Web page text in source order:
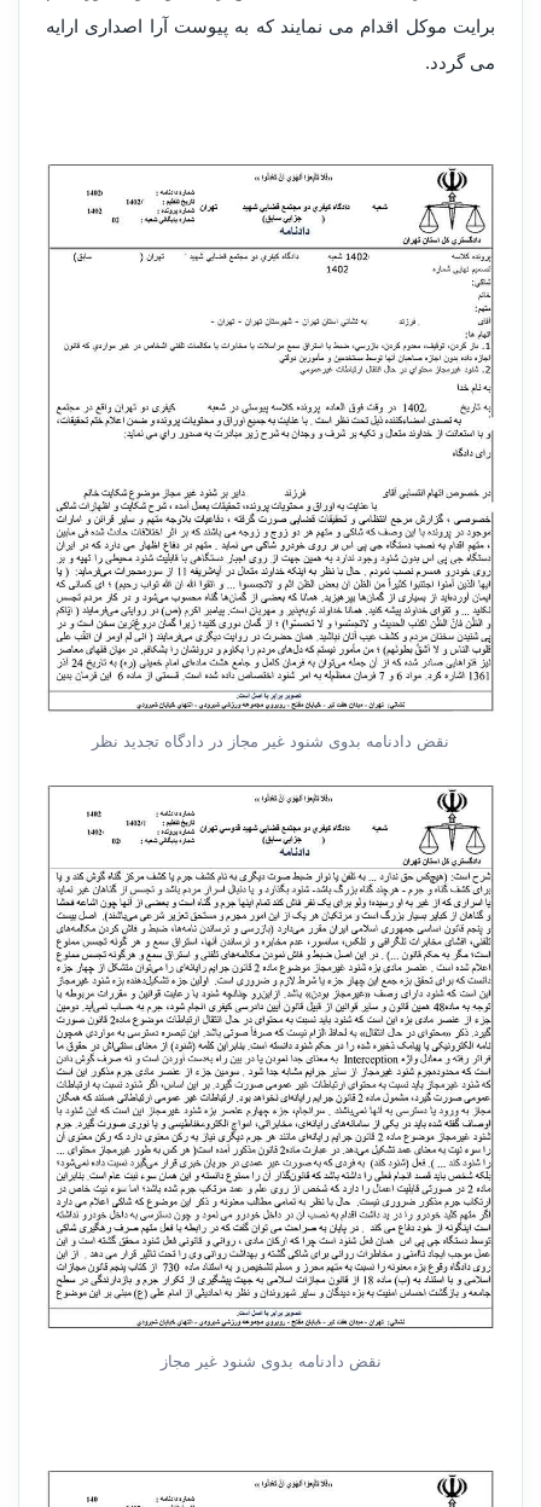
برایت موکل اقدام می نمایند که به پیوست آرا اصداری ارایه
می گردد.
نقض دادنامه بدوی شنود غیر مجاز در دادگاه تجدید نظر
نقض دادنامه بدوی شنود غیر مجاز